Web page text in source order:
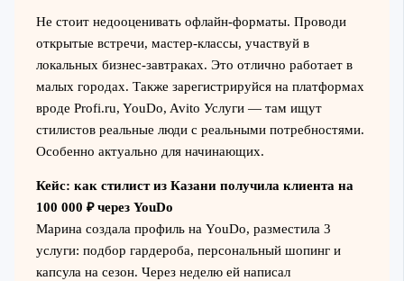
Не стоит недооценивать офлайн-форматы. Проводи
открытые встречи, мастер-классы, участвуй в
локальных бизнес-завтраках. Это отлично работает в
малых городах. Также зарегистрируйся на платформах
вроде Profi.ru, YouDo, Avito Услуги — там ищут
стилистов реальные люди с реальными потребностями.
Особенно актуально для начинающих.
Кейс: как стилист из Казани получила клиента на
100 000 ₽ через YouDo
Марина создала профиль на YouDo, разместила 3
услуги: подбор гардероба, персональный шопинг и
капсула на сезон. Через неделю ей написал